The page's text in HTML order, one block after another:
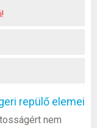
repülő elemei
nem